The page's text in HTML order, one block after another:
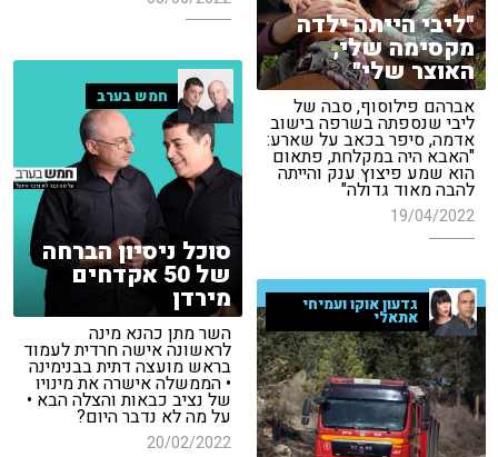
"ליבי הייתה ילדה
מקסימה שלי,
האוצר שלי"
אברהם פילוסוף, סבה של
ליבי שנספתה בשרפה בישוב
אדמה, סיפר בכאב על שארע:
"האבא היה במקלחת, פתאום
הוא שמע פיצוץ ענק והייתה
להבה מאוד גדולה"
19/04/2022
חמש בערב
סוכל ניסיון הברחה
של 50 אקדחים
מירדן
השר מתן כהנא מינה
לראשונה אישה חרדית לעמוד
בראש מועצה דתית בבנימינה
• הממשלה אישרה את מינויו
של נציב כבאות והצלה הבא •
על מה לא נדבר היום?
20/02/2022
גדעון אוקו ועמיחי
אתאלי